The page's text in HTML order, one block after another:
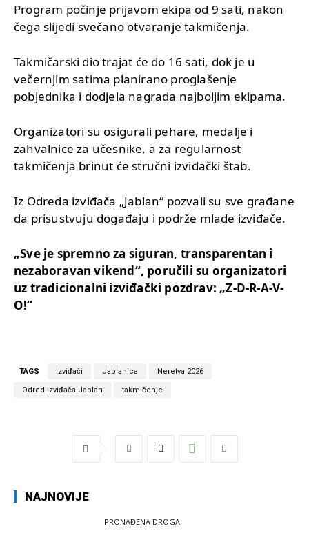
Program počinje prijavom ekipa od 9 sati, nakon
čega slijedi svečano otvaranje takmičenja.
Takmičarski dio trajat će do 16 sati, dok je u
večernjim satima planirano proglašenje
pobjednika i dodjela nagrada najboljim ekipama.
Organizatori su osigurali pehare, medalje i
zahvalnice za učesnike, a za regularnost
takmičenja brinut će stručni izviđački štab.
Iz Odreda izviđača „Jablan“ pozvali su sve građane
da prisustvuju događaju i podrže mlade izviđače.
„Sve je spremno za siguran, transparentan i
nezaboravan vikend“, poručili su organizatori
uz tradicionalni izviđački pozdrav: „Z-D-R-A-V-
O!“
TAGS Izviđači Jablanica Neretva 2026
Odred izviđača Jablan takmičenje
NAJNOVIJE
PRONAĐENA DROGA